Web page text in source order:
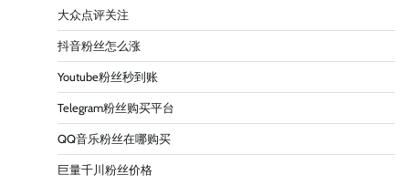
大众点评关注
抖音粉丝怎么涨
Youtube粉丝秒到账
Telegram粉丝购买平台
QQ音乐粉丝在哪购买
巨量千川粉丝价格